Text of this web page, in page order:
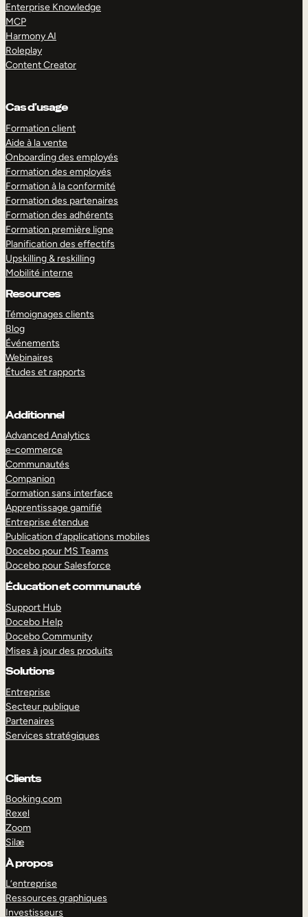
Enterprise Knowledge
MCP
Harmony AI
Roleplay
Content Creator
Cas d’usage
Formation client
Aide à la vente
Onboarding des employés
Formation des employés
Formation à la conformité
Formation des partenaires
Formation des adhérents
Formation première ligne
Planification des effectifs
Upskilling & reskilling
Mobilité interne
Resources
Témoignages clients
Blog
Événements
Webinaires
Études et rapports
Additionnel
Advanced Analytics
e-commerce
Communautés
Companion
Formation sans interface
Apprentissage gamifié
Entreprise étendue
Publication d’applications mobiles
Docebo pour MS Teams
Docebo pour Salesforce
Éducation et communauté
Support Hub
Docebo Help
Docebo Community
Mises à jour des produits
Solutions
Entreprise
Secteur publique
Partenaires
Services stratégiques
Clients
Booking.com
Rexel
Zoom
Silæ
À propos
L’entreprise
Ressources graphiques
Investisseurs